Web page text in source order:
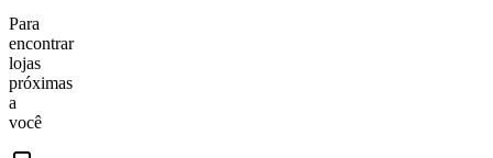
Para
encontrar
lojas
próximas
a
você